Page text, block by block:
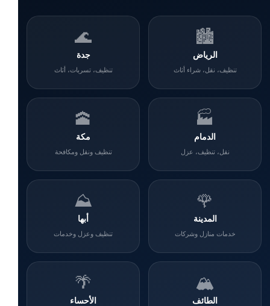
🏙️
الرياض
تنظيف، نقل، شراء أثاث
🌊
جدة
تنظيف، تسربات، أثاث
🏭
الدمام
نقل، تنظيف، عزل
🕋
مكة
تنظيف ونقل ومكافحة
🌹
المدينة
خدمات منازل وشركات
⛰️
أبها
تنظيف وعزل وخدمات
🏔️
الطائف
🌴
الأحساء